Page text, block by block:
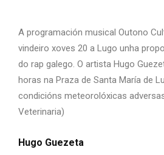
A programación musical Outono
vindeiro xoves 20 a Lugo unha
do rap galego. O artista Hugo
horas na Praza de Santa María de
condicións meteorolóxicas
Veterinaria)
Hugo Guezeta